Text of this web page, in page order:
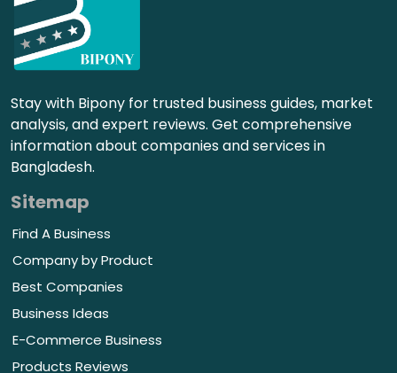
Stay with Bipony for trusted business guides, market
analysis, and expert reviews. Get comprehensive
information about companies and services in
Bangladesh.
Sitemap
Find A Business
Company by Product
Best Companies
Business Ideas
E-Commerce Business
Products Reviews